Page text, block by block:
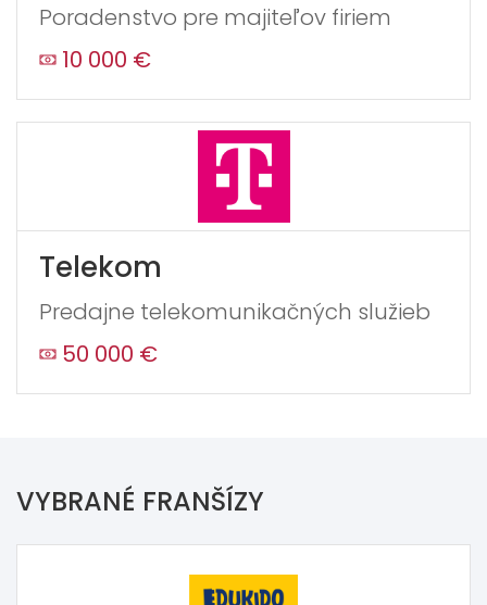
Poradenstvo pre majiteľov firiem
10 000 €
Telekom
Predajne telekomunikačných služieb
50 000 €
VYBRANÉ FRANŠÍZY